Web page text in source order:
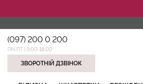
(097) 200 0 200
ПН-ПТ | 9:00-18:00
ЗВОРОТНІЙ ДЗВІНОК
НАШІ ТРЕНДОВІ ТОВАРИ